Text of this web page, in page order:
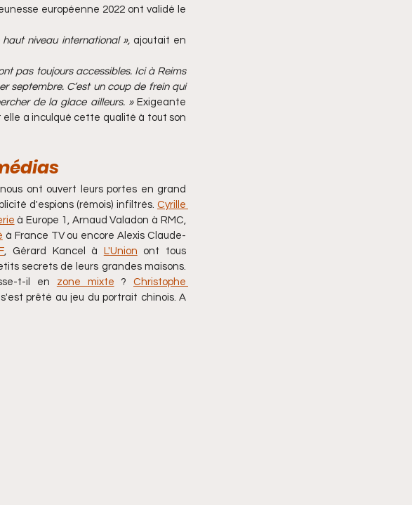
européenne 2022 ont validé le
niveau international », ajoutait en
pas toujours accessibles. Ici à Reims
septembre. C’est un coup de frein qui
de la glace ailleurs. » Exigeante
elle a inculqué cette qualité à tout son
ont ouvert leurs portes en grand
d'espions (rémois) infiltrés. Cyrille
à France TV ou encore Alexis Claude-
, Gérard Kancel à L'Union ont tous
secrets de leurs grandes maisons.
t-il en zone mixte ? Christophe
s'est prêté au jeu du portrait chinois. A